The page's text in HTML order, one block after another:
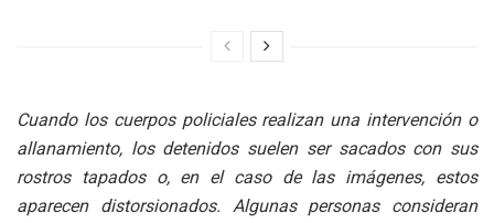
Cuando los cuerpos policiales realizan una intervención o
allanamiento, los detenidos suelen ser sacados con sus
rostros tapados o, en el caso de las imágenes, estos
aparecen distorsionados. Algunas personas consideran